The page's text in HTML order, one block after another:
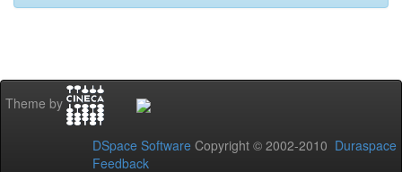
Theme by
DSpace Software Copyright © 2002-2010 Duraspace
Feedback